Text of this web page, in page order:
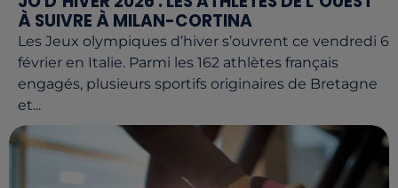
À SUIVRE À MILAN-CORTINA
Les Jeux olympiques d’hiver s’ouvrent ce vendredi 6
février en Italie. Parmi les 162 athlètes français
engagés, plusieurs sportifs originaires de Bretagne
et...